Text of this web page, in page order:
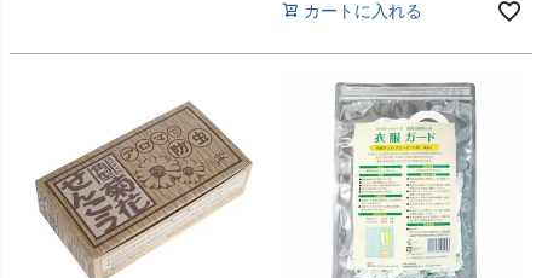
カートに入れる